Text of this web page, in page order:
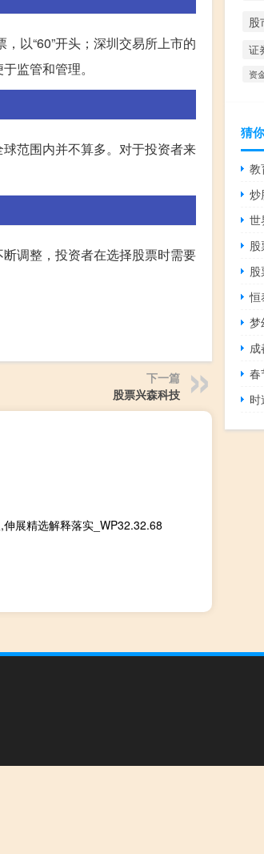
以“60”开头；深圳交易所上市的
监管和管理。
范围内并不算多。对于投资者来
调整，投资者在选择股票时需要
下一篇
股票兴森科技
展精选解释落实_WP32.32.68
股
证
资
猜
教
炒
恒
梦
成
春